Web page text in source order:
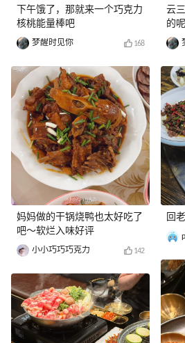
下午饿了，那就来一个巧克力
核桃能量棒吧
梦醒时见你 168
妈妈做的干锅烧鸭也太好吃了
吧～软烂入味好评
小小巧巧巧克力 142
云
的呢
回